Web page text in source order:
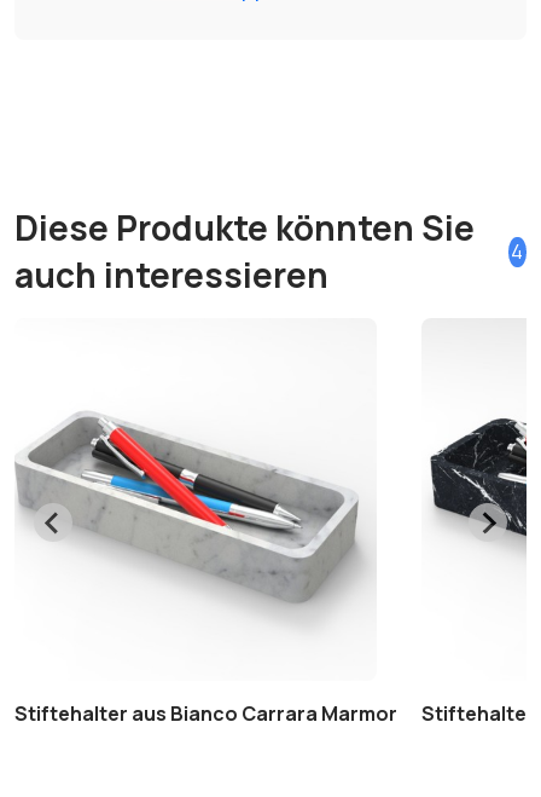
Diese Produkte könnten Sie
auch interessieren
4
Stiftehalter aus Bianco Carrara Marmor Stiftehalter